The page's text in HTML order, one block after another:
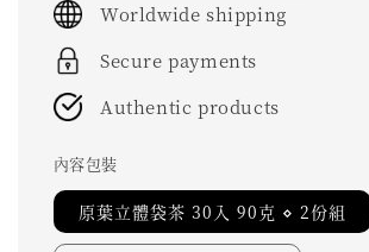
Worldwide shipping
Secure payments
Authentic products
內容包裝
原葉立體袋茶 30入 90克 ⋄ 2份組